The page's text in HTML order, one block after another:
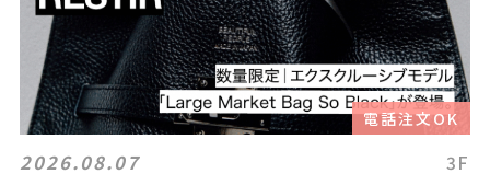
電話注文OK
2026.08.07 3F